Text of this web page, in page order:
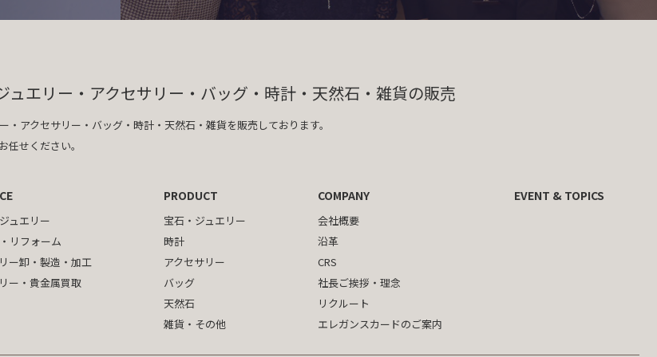
ュエリー・アクセサリー・バッグ・時計・天然石・雑貨の販売
アクセサリー・バッグ・時計・天然石・雑貨を販売しております。
任せください。
ュエリー
リフォーム
ー卸・製造・加工
ー・貴金属買取
PRODUCT
宝石・ジュエリー
時計
アクセサリー
バッグ
天然石
雑貨・その他
COMPANY
会社概要
沿革
CRS
社長ご挨拶・理念
リクルート
エレガンスカードのご案内
EVENT & TOPICS